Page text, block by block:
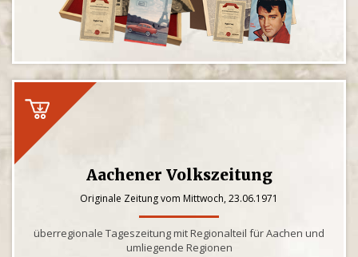
Aachener Volkszeitung
Originale Zeitung vom Mittwoch, 23.06.1971
überregionale Tageszeitung mit Regionalteil für Aachen und
umliegende Regionen